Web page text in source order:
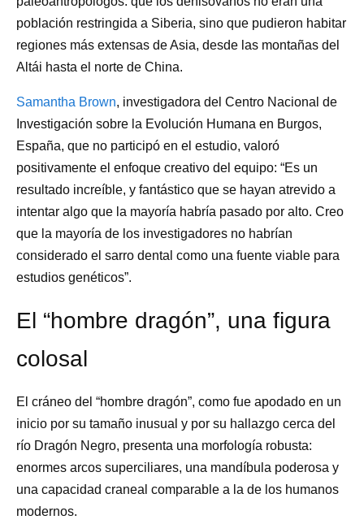
población restringida a Siberia, sino que pudieron habitar
regiones más extensas de Asia, desde las montañas del
Altái hasta el norte de China.
Samantha Brown, investigadora del Centro Nacional de
Investigación sobre la Evolución Humana en Burgos,
España, que no participó en el estudio, valoró
positivamente el enfoque creativo del equipo: “Es un
resultado increíble, y fantástico que se hayan atrevido a
intentar algo que la mayoría habría pasado por alto. Creo
que la mayoría de los investigadores no habrían
considerado el sarro dental como una fuente viable para
estudios genéticos”.
El “hombre dragón”, una figura
colosal
El cráneo del “hombre dragón”, como fue apodado en un
inicio por su tamaño inusual y por su hallazgo cerca del
río Dragón Negro, presenta una morfología robusta:
enormes arcos superciliares, una mandíbula poderosa y
una capacidad craneal comparable a la de los humanos
modernos.